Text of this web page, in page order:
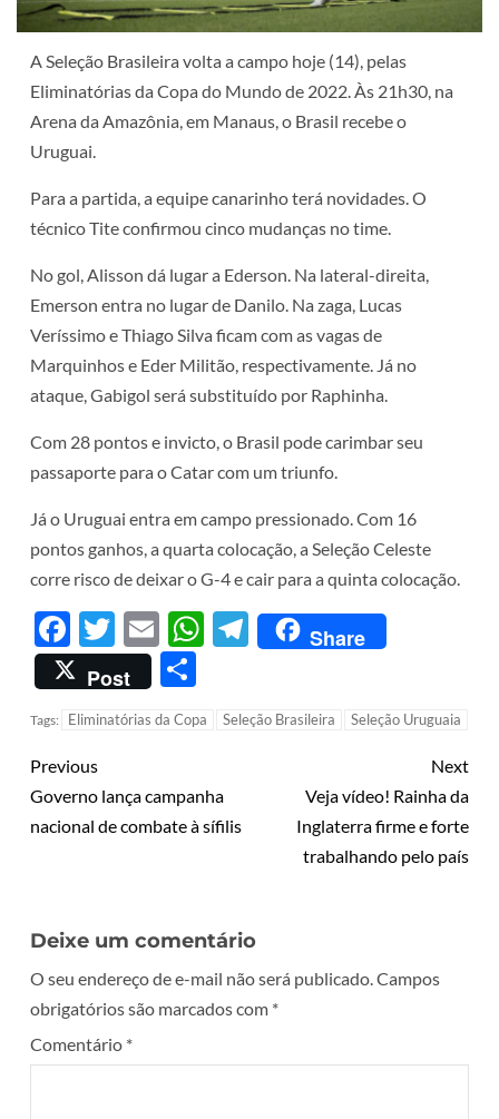
A Seleção Brasileira volta a campo hoje (14), pelas
Eliminatórias da Copa do Mundo de 2022. Às 21h30, na
Arena da Amazônia, em Manaus, o Brasil recebe o
Uruguai.
Para a partida, a equipe canarinho terá novidades. O
técnico Tite confirmou cinco mudanças no time.
No gol, Alisson dá lugar a Ederson. Na lateral-direita,
Emerson entra no lugar de Danilo. Na zaga, Lucas
Veríssimo e Thiago Silva ficam com as vagas de
Marquinhos e Eder Militão, respectivamente. Já no
ataque, Gabigol será substituído por Raphinha.
Com 28 pontos e invicto, o Brasil pode carimbar seu
passaporte para o Catar com um triunfo.
Já o Uruguai entra em campo pressionado. Com 16
pontos ganhos, a quarta colocação, a Seleção Celeste
corre risco de deixar o G-4 e cair para a quinta colocação.
Facebook
Twitter
EmailWhatsApp
Telegram
Share
Post
Tags: Eliminatórias da Copa Seleção Brasileira Seleção Uruguaia
Previous
Governo lança campanha
nacional de combate à sífilis
Next
Veja vídeo! Rainha da
Inglaterra firme e forte
trabalhando pelo país
Deixe um comentário
O seu endereço de e-mail não será publicado. Campos
obrigatórios são marcados com *
Comentário *